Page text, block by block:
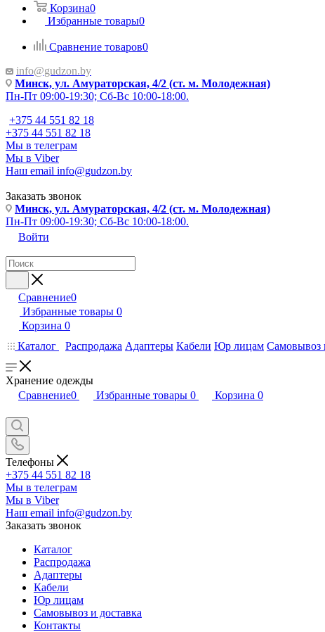
Корзина0
Избранные товары0
Сравнение товаров0
info@gudzon.by
Минск, ул. Амураторская, 4/2 (ст. м. Молодежная)
Пн-Пт 09:00-19:30; Сб-Вс 10:00-18:00.
+375 44 551 82 18
+375 44 551 82 18
Мы в телеграм
Мы в Viber
Наш email info@gudzon.by
Заказать звонок
Минск, ул. Амураторская, 4/2 (ст. м. Молодежная)
Пн-Пт 09:00-19:30; Сб-Вс 10:00-18:00.
Войти
Сравнение0
Избранные товары 0
Корзина 0
Каталог
Распродажа Адаптеры Кабели Юр лицам Самовывоз
Хранение одежды
Сравнение0 Избранные товары 0 Корзина 0
Телефоны
+375 44 551 82 18
Мы в телеграм
Мы в Viber
Наш email info@gudzon.by
Заказать звонок
Каталог
Распродажа
Адаптеры
Кабели
Юр лицам
Самовывоз и доставка
Контакты